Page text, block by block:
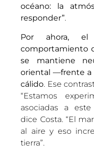
océano: la
responder”.
Por ahora, el
comportamiento
se mantiene
oriental —frente a
cálido. Ese
“Estamos
asociadas a este
dice Costa. “El
al aire y eso
tierra”.